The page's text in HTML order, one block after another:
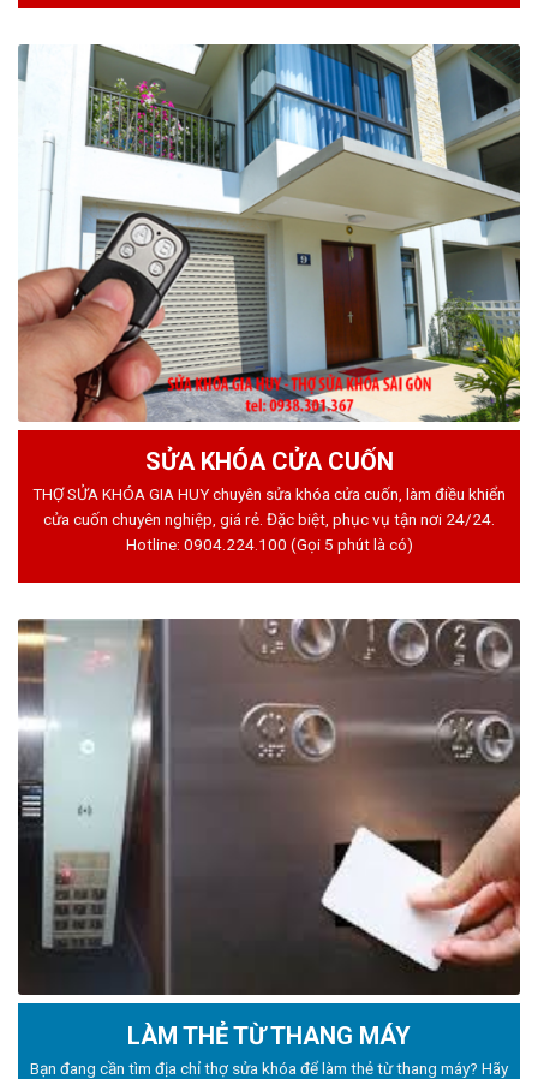
SỬA KHÓA CỬA CUỐN
THỢ SỬA KHÓA GIA HUY chuyên sửa khóa cửa cuốn, làm điều khiển
cửa cuốn chuyên nghiệp, giá rẻ. Đặc biệt, phục vụ tận nơi 24/24.
Hotline: 0904.224.100 (Gọi 5 phút là có)
LÀM THẺ TỪ THANG MÁY
Bạn đang cần tìm địa chỉ thợ sửa khóa để làm thẻ từ thang máy? Hãy